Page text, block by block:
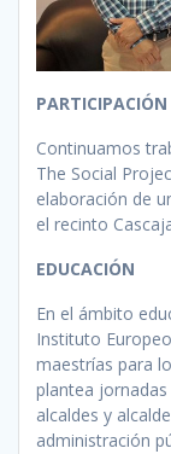
Continuamos
The Social
elaboración de
el recinto
EDUCACIÓN
En el ámbito
Instituto
maestrías para
plantea
alcaldes y
administración